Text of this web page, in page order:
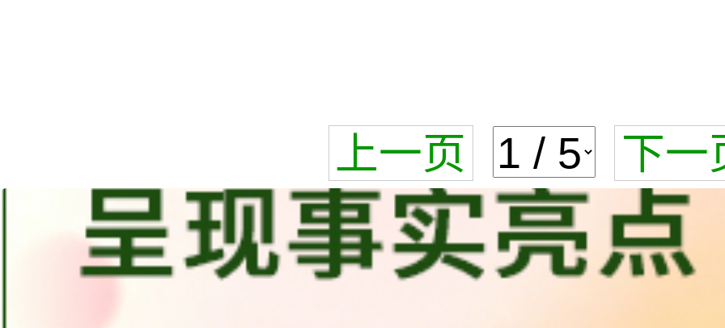
上一页 下一